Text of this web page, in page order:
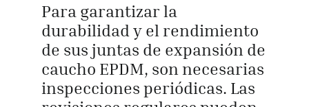
Para garantizar la
durabilidad y el rendimiento
de sus juntas de expansión de
caucho EPDM, son necesarias
inspecciones periódicas. Las